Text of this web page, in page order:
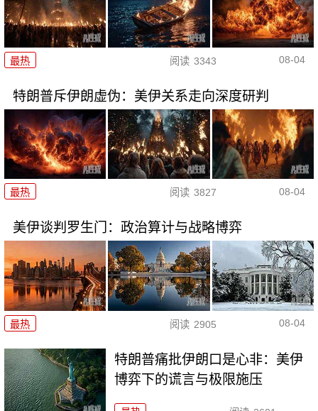
最热 阅读 3343 08-04
特朗普斥伊朗虚伪：美伊关系走向深度研判
最热 阅读 3827 08-04
美伊谈判罗生门：政治算计与战略博弈
最热 阅读 2905 08-04
特朗普痛批伊朗口是心非：美伊
博弈下的谎言与极限施压